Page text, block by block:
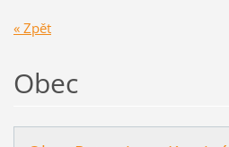
« Zpět
Obec